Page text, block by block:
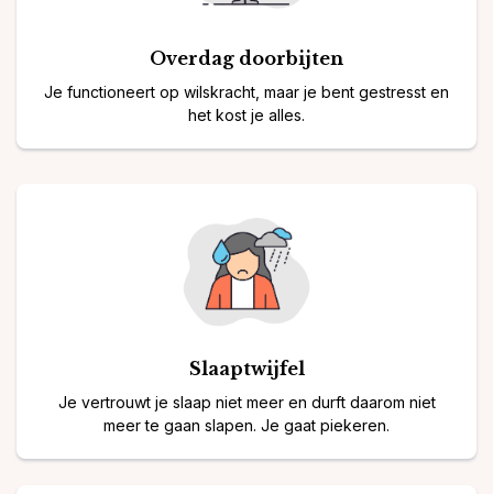
⁠Overdag doorbijten
Je functioneert op wilskracht, maar je bent gestresst en
het kost je alles.
Slaaptwijfel
Je vertrouwt je slaap niet meer en durft daarom niet
meer te gaan slapen. Je gaat piekeren.